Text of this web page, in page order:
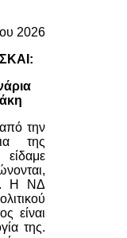
2026
την
της
Η ΝΔ
είναι
της.